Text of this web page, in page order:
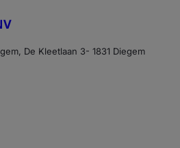
De Kleetlaan 3- 1831 Diegem